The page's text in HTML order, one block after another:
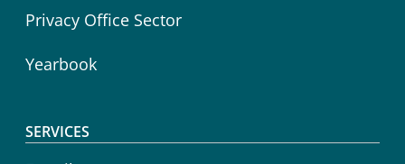
Privacy Office Sector
Yearbook
SERVICES